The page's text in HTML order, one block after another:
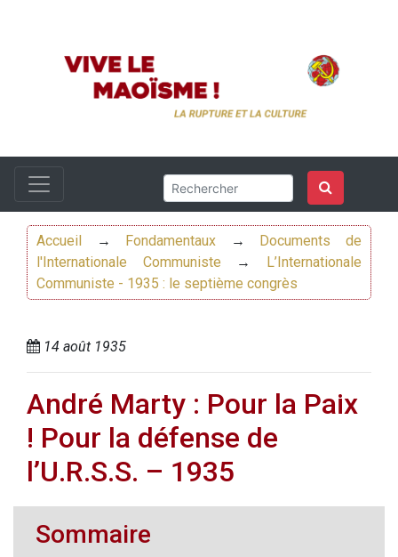
Accueil → Fondamentaux →
Documents de
l'Internationale Communiste →
L’Internationale
Communiste - 1935 : le septième congrès
14 août 1935
André Marty : Pour la Paix
! Pour la défense de
l’U.R.S.S. – 1935
Sommaire